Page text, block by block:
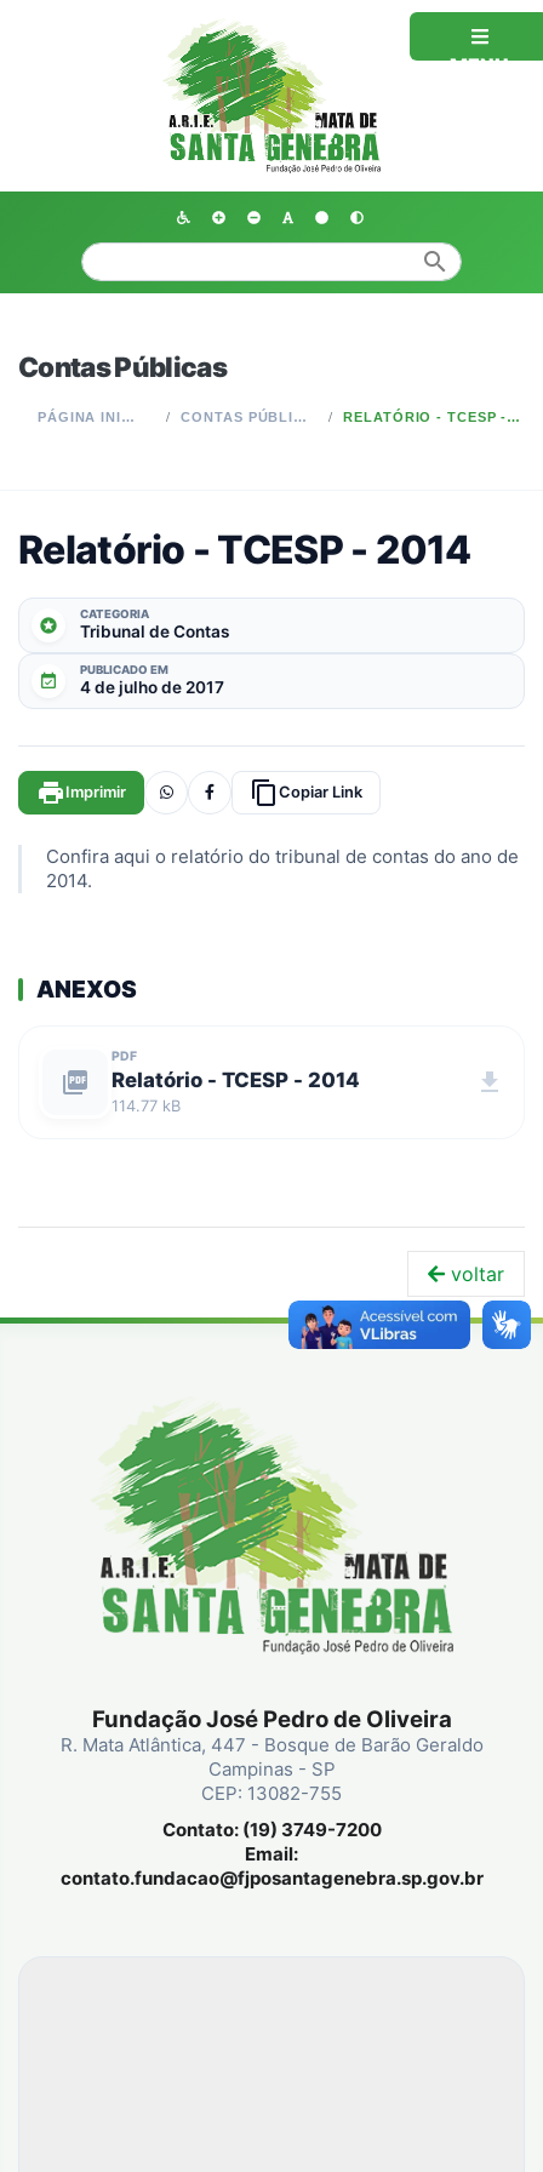
MENU
search
Contas Públicas
PÁGINA INICIAL CONTAS PÚBLICAS RELATÓRIO - TCESP - 2014
Relatório - TCESP - 2014
stars
CATEGORIA
Tribunal de Contas
event_available
PUBLICADO EM
4 de julho de 2017
print Imprimir content_copy Copiar Link
Confira aqui o relatório do tribunal de contas do ano de
2014.
ANEXOS
picture_as_pdf
PDF
Relatório - TCESP - 2014
114.77 kB
download
voltar
Fundação José Pedro de Oliveira
R. Mata Atlântica, 447 - Bosque de Barão Geraldo
Campinas - SP
CEP: 13082-755
Contato: (19) 3749-7200
Email:
contato.fundacao@fjposantagenebra.sp.gov.br